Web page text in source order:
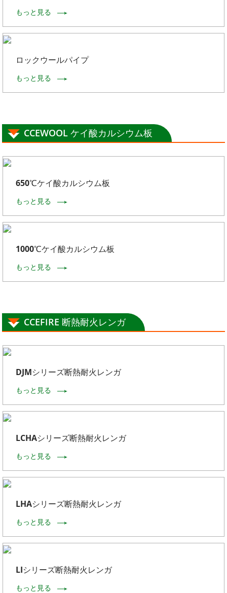
もっと見る
ロックウールパイプ
もっと見る
CCEWOOL ケイ酸カルシウム板
650℃ケイ酸カルシウム板
もっと見る
1000℃ケイ酸カルシウム板
もっと見る
CCEFIRE 断熱耐火レンガ
DJMシリーズ断熱耐火レンガ
もっと見る
LCHAシリーズ断熱耐火レンガ
もっと見る
LHAシリーズ断熱耐火レンガ
もっと見る
LIシリーズ断熱耐火レンガ
もっと見る